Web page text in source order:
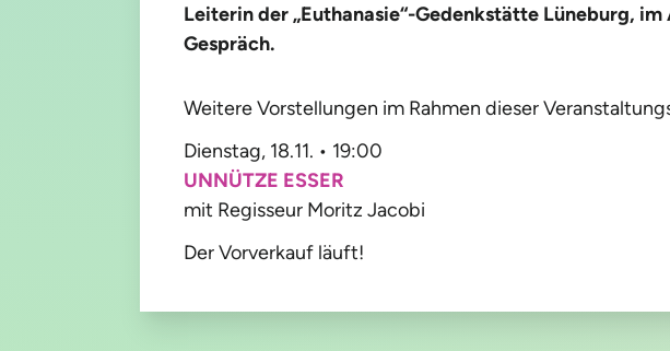
Leiterin der„Euthanasie“-Gedenkstätte Lüneburg,
Gespräch.
Weitere Vorstellungen im Rahmen dieser
Dienstag, 18.11. • 19:00
UNNÜTZE ESSER
mit Regisseur Moritz Jacobi
Der Vorverkauf läuft!